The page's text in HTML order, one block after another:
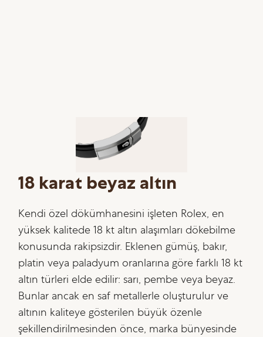
18 karat beyaz altın
Kendi özel dökümhanesini işleten Rolex, en
yüksek kalitede 18 kt altın alaşımları dökebilme
konusunda rakipsizdir. Eklenen gümüş, bakır,
platin veya paladyum oranlarına göre farklı 18 kt
altın türleri elde edilir: sarı, pembe veya beyaz.
Bunlar ancak en saf metallerle oluşturulur ve
altının kaliteye gösterilen büyük özenle
şekillendirilmesinden önce, marka bünyesinde